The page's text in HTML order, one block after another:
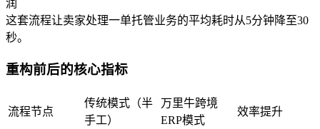
润
这套流程让卖家处理一单托管业务的平均耗时从5分钟降至30
秒。
重构前后的核心指标
流程节点
传统模式（半
手工）
万里牛跨境
ERP模式
效率提升